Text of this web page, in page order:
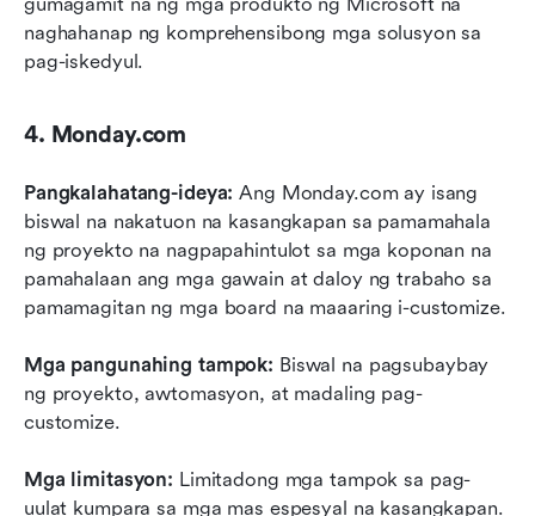
naghahanap ng komprehensibong mga solusyon sa
pag-iskedyul.
4. Monday.com
Pangkalahatang-ideya: Ang Monday.com ay isang
biswal na nakatuon na kasangkapan sa pamamahala
ng proyekto na nagpapahintulot sa mga koponan na
pamahalaan ang mga gawain at daloy ng trabaho sa
pamamagitan ng mga board na maaaring i-customize.
Mga pangunahing tampok: Biswal na pagsubaybay
ng proyekto, awtomasyon, at madaling pag-
customize.
Mga limitasyon: Limitadong mga tampok sa pag-
uulat kumpara sa mga mas espesyal na kasangkapan.